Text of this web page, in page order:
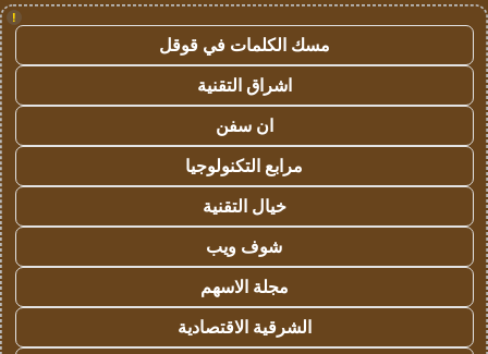
!
مسك الكلمات في قوقل
اشراق التقنية
ان سفن
مرابع التكنولوجيا
خيال التقنية
شوف ويب
مجلة الاسهم
الشرقية الاقتصادية